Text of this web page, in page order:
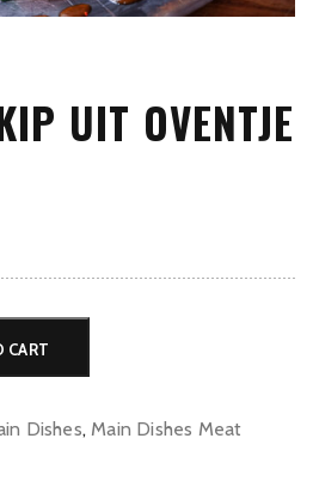
UIT OVENTJE
CART
Dishes, Main Dishes Meat